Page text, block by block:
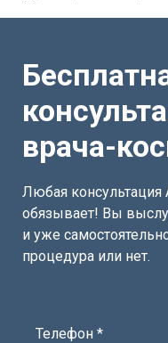
врача-
Любая
обязывает! Вы
и уже
процедура или нет.
Телефон *